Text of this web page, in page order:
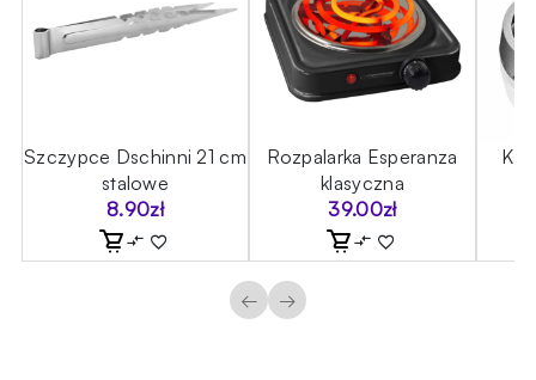
Szczypce Dschinni 21 cm
stalowe
8.90zł
Rozpalarka Esperanza
klasyczna
39.00zł
← →